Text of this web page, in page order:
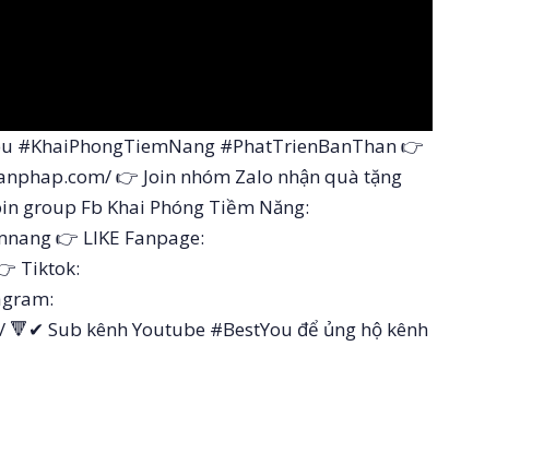
#PhatTrienBanThan 👉
👉 Join nhóm Zalo nhận quà tặng
group Fb Khai Phóng Tiềm Năng:
👉 LIKE Fanpage:
Tiktok:
Sub kênh Youtube #BestYou để ủng hộ kênh